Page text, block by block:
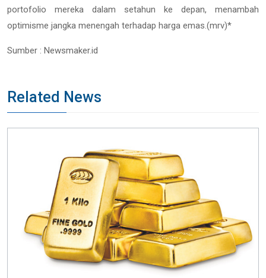
portofolio mereka dalam setahun ke depan, menambah
optimisme jangka menengah terhadap harga emas.(mrv)*
Sumber : Newsmaker.id
Related News